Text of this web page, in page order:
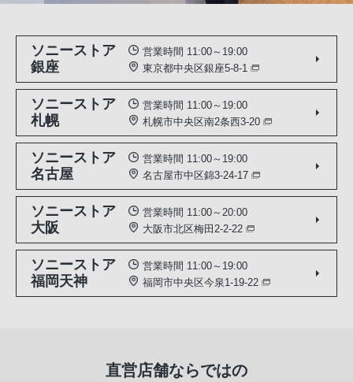
ソニーストア
銀座
営業時間 11:00～19:00
東京都中央区銀座5-8-1
ソニーストア
札幌
営業時間 11:00～19:00
札幌市中央区南2条西3-20
ソニーストア
名古屋
営業時間 11:00～19:00
名古屋市中区錦3-24-17
ソニーストア
大阪
営業時間 11:00～20:00
大阪市北区梅田2-2-22
ソニーストア
福岡天神
営業時間 11:00～19:00
福岡市中央区今泉1-19-22
直営店舗ならではの